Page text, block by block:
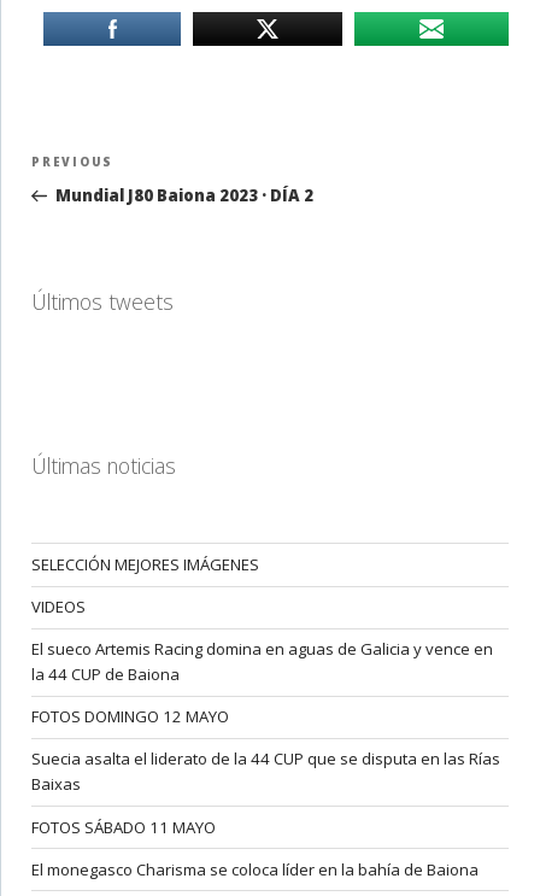
Navegación
entradas
Previous
Post
PREVIOUS
Mundial J80 Baiona 2023 · DÍA 2
Últimos tweets
Últimas noticias
SELECCIÓN MEJORES IMÁGENES
VIDEOS
El sueco Artemis Racing domina en aguas de Galicia y vence en
la 44 CUP de Baiona
FOTOS DOMINGO 12 MAYO
Suecia asalta el liderato de la 44 CUP que se disputa en las Rías
Baixas
FOTOS SÁBADO 11 MAYO
El monegasco Charisma se coloca líder en la bahía de Baiona